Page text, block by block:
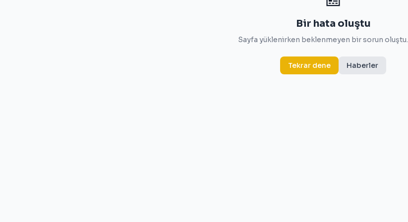
Bir hata oluştu
Sayfa yüklenirken beklenmeyen bir sorun oluştu.
Tekrar dene Haberler